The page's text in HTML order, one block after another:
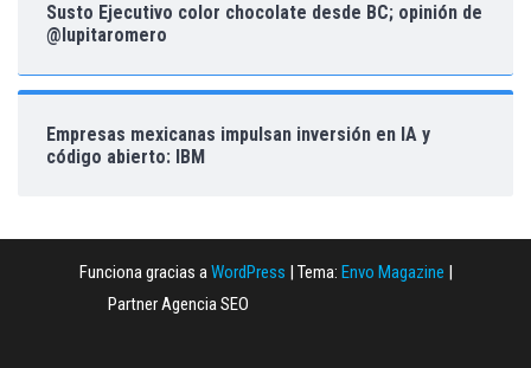
Susto Ejecutivo color chocolate desde BC; opinión de
@lupitaromero
Empresas mexicanas impulsan inversión en IA y
código abierto: IBM
Funciona gracias aWordPress Tema: Envo Magazine
Partner Agencia SEO